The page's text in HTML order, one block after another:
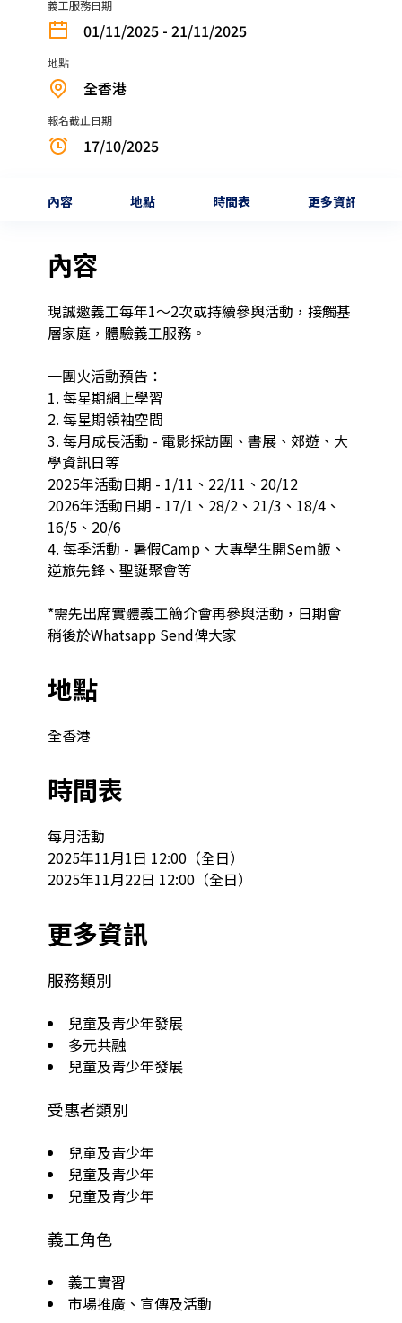
義工服務日期
01/11/2025 - 21/11/2025
地點
全香港
報名截止日期
17/10/2025
內容 地點 時間表 更多資訊
內容
現誠邀義工每年1～2次或持續參與活動，接觸基
層家庭，體驗義工服務。
一團火活動預告：
1. 每星期網上學習
2. 每星期領袖空間
3. 每月成長活動 - 電影採訪團、書展、郊遊、大
學資訊日等
2025年活動日期 - 1/11、22/11、20/12
2026年活動日期 - 17/1、28/2、21/3、18/4、
16/5、20/6
4. 每季活動 - 暑假Camp、大專學生開Sem飯、
逆旅先鋒、聖誕聚會等
*需先出席實體義工簡介會再參與活動，日期會
稍後於Whatsapp Send俾大家
地點
全香港
時間表
每月活動
2025年11月1日 12:00（全日）
2025年11月22日 12:00（全日）
更多資訊
服務類別
兒童及青少年發展
多元共融
兒童及青少年發展
受惠者類別
兒童及青少年
兒童及青少年
兒童及青少年
義工角色
義工實習
市場推廣、宣傳及活動